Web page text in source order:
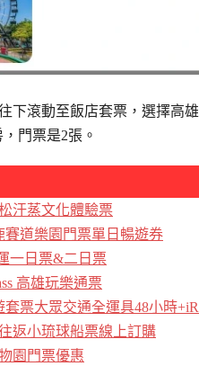
下滾動至飯店套票，選擇高
門票是2張。
汗蒸文化體驗票
賽道樂園門票單日暢遊券
一日票&二日票
高雄玩樂通票
套票大眾交通全運具48小時
返小琉球船票線上訂購
園門票優惠